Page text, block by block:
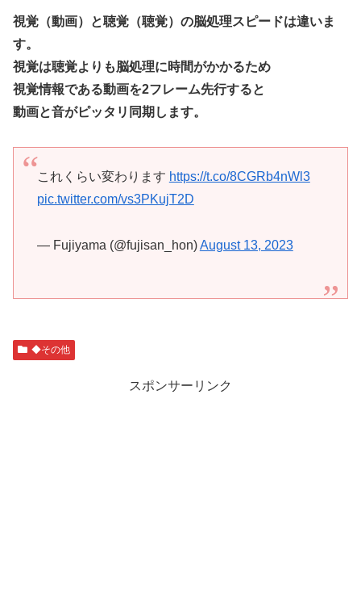
視覚（動画）と聴覚（聴覚）の脳処理スピードは違いま
す。
視覚は聴覚よりも脳処理に時間がかかるため
視覚情報である動画を2フレーム先行すると
動画と音がピッタリ同期します。
これくらい変わります https://t.co/8CGRb4nWl3
pic.twitter.com/vs3PKujT2D
— Fujiyama (@fujisan_hon)August 13, 2023
◆その他
スポンサーリンク